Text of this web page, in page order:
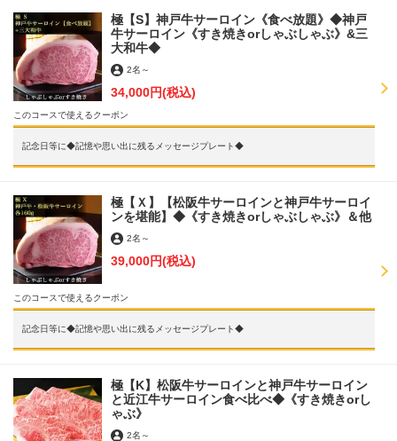
極【S】神戸牛サーロイン《食べ放題》◆神戸
牛サーロイン《すき焼きorしゃぶしゃぶ》&三
大和牛◆
2名 ～
34,000円(税込)
このコースで使えるクーポン
記念日等に◆記憶や思い出に残るメッセージプレート◆
極【Ｘ】【松阪牛サーロインと神戸牛サーロイ
ンを堪能】◆《すき焼きorしゃぶしゃぶ》＆他
2名 ～
39,000円(税込)
このコースで使えるクーポン
記念日等に◆記憶や思い出に残るメッセージプレート◆
極【K】松阪牛サーロインと神戸牛サーロイン
と近江牛サーロイン食べ比べ◆《すき焼きorし
ゃぶ》
2名 ～